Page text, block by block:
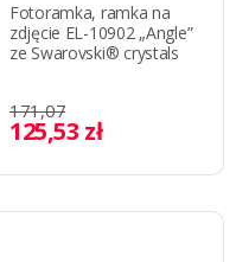
Fotoramka, ramka na
zdjęcie EL-10902 „Angle”
ze Swarovski® crystals
171,07
125,53 zł